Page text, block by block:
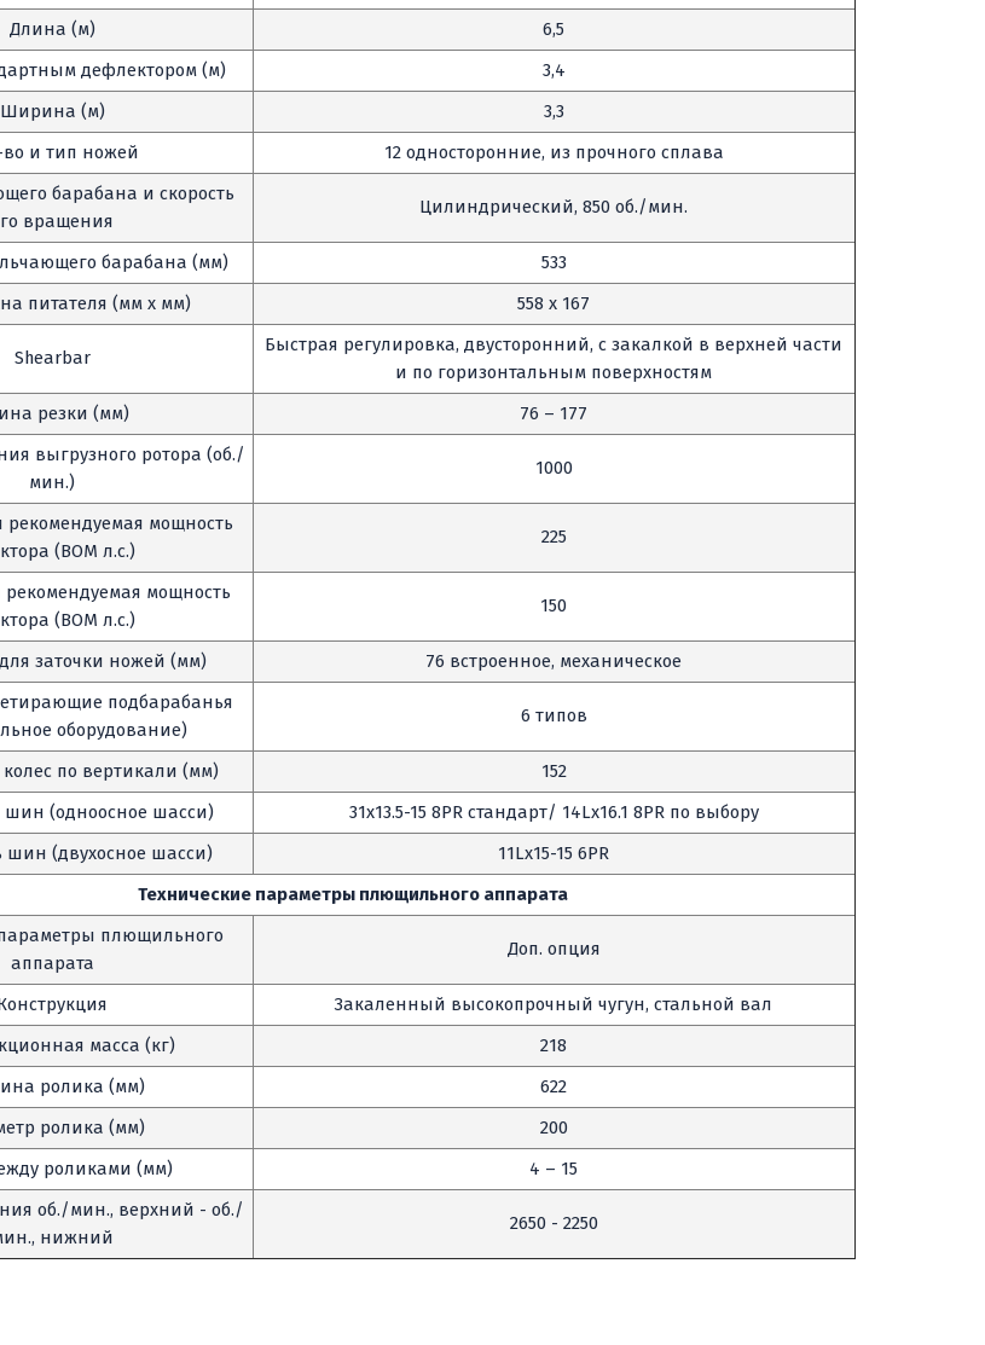
Длина (м)
6,5
дефлектором (м)
3,4
Ширина (м)
3,3
во и тип ножей
12 односторонние, из прочного сплава
барабана и скорость
вращения
Цилиндрический, 850 об./мин.
барабана (мм)
533
питателя (мм x мм)
558 x 167
Shearbar
Быстрая регулировка, двусторонний, с закалкой в верхней части
и по горизонтальным поверхностям
резки (мм)
76 – 177
выгрузного ротора (об./
мин.)
1000
мощность
(ВОМ л.с.)
225
мощность
(ВОМ л.с.)
150
заточки ножей (мм)
76 встроенное, механическое
подбарабанья
оборудование)
6 типов
по вертикали (мм)
152
шин (одноосное шасси)
31x13.5-15 8PR стандарт/ 14Lx16.1 8PR по выбору
шин (двухосное шасси)
11Lx15-15 6PR
Технические параметры плющильного аппарата
плющильного
аппарата
Доп. опция
Закаленный высокопрочный чугун, стальной вал
масса (кг)
218
ролика (мм)
622
ролика (мм)
200
роликами (мм)
4 – 15
об./мин., верхний - об./
нижний
2650 - 2250